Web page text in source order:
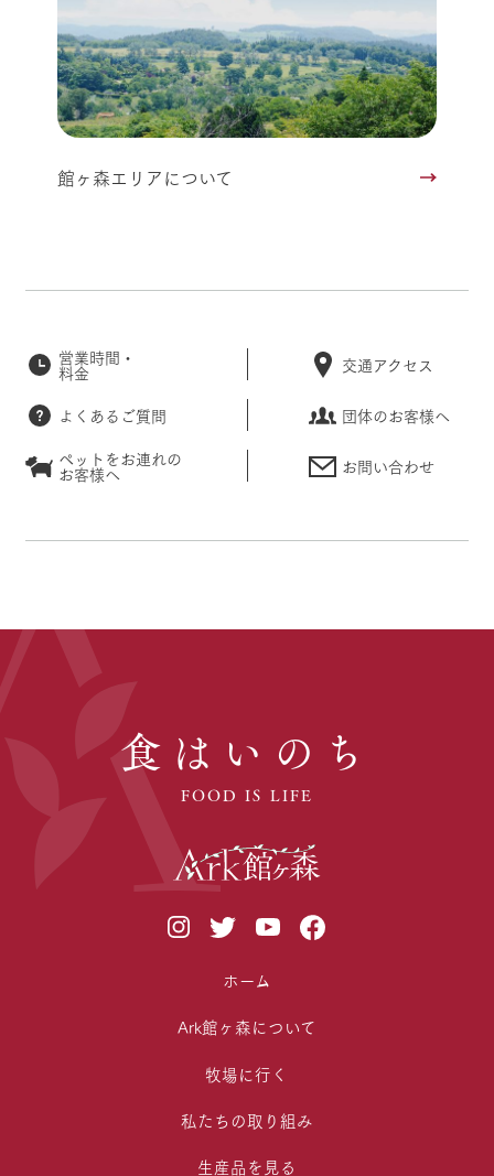
館ヶ森エリアについて
営業時間・
料金 交通アクセス
よくあるご質問
団体のお客様へ
ペットをお連れの
お客様へ お問い合わせ
食はいのち
FOOD IS LIFE
ホーム
Ark館ヶ森について
牧場に行く
私たちの取り組み
生産品を見る